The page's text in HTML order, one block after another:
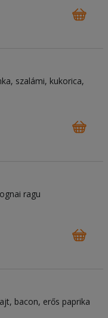
szalámi kukorica
ragu
bacon erős paprika